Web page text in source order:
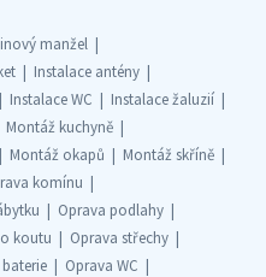
manžel
Instalace antény
Instalace WC
Instalace žaluzií
Montáž kuchyně
Montáž okapů
Montáž skříně
komínu
Oprava podlahy
koutu
Oprava střechy
Oprava WC